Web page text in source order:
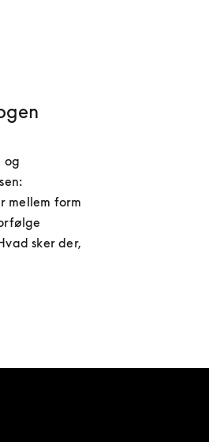
og
mellem form
sker der,